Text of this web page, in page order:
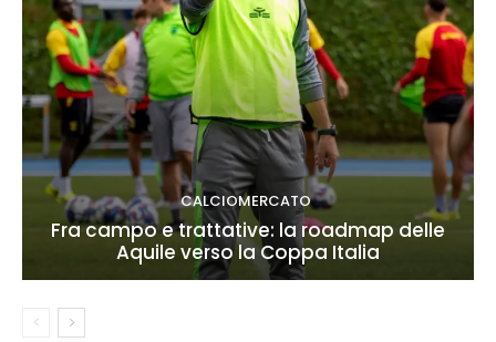
CALCIOMERCATO
Fra campo e trattative: la roadmap delle
Aquile verso la Coppa Italia